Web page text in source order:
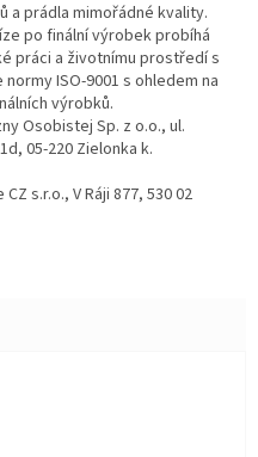
a prádla mimořádné kvality.
po finální výrobek probíhá
práci a životnímu prostředí s
ISO-9001 s ohledem na
výrobků.
Osobistej Sp. z o.o., ul.
05-220 Zielonka k.
s.r.o., V Ráji 877, 530 02
5 z 5 hvězdiček.